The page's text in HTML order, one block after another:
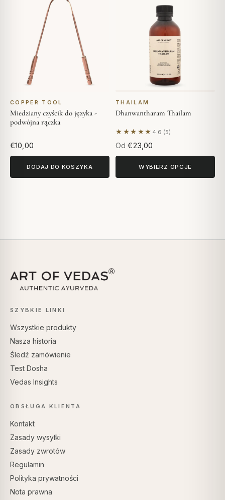
COPPER TOOL
Miedziany czyścik do języka -
podwójna rączka
€10,00
DODAJ DO KOSZYKA
THAILAM
Dhanwantharam Thailam
★★★★★ 4.6 (5)
Na podstawie 5 opinii
Od €23,00
WYBIERZ OPCJE
SZYBKIE LINKI
Wszystkie produkty
Nasza historia
Śledź zamówienie
Test Dosha
Vedas Insights
OBSŁUGA KLIENTA
Kontakt
Zasady wysyłki
Zasady zwrotów
Regulamin
Polityka prywatności
Nota prawna